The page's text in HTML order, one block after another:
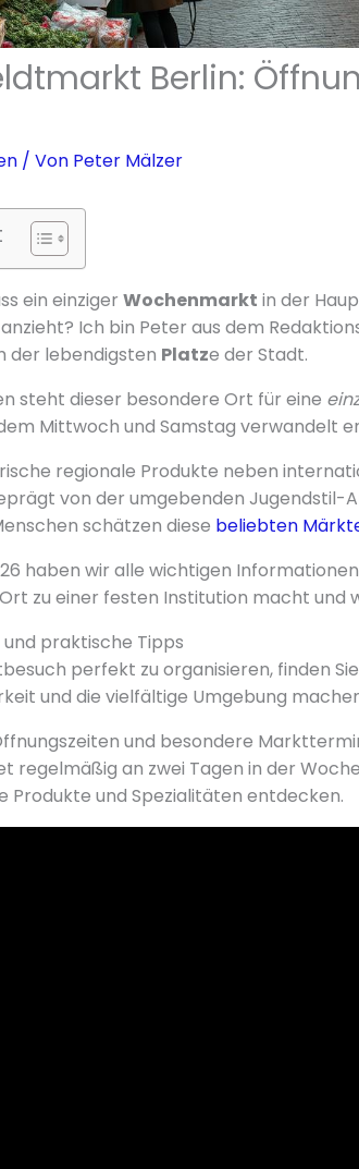
Berlin:
/ Von Peter Mälzer
ein einziger Wochenmarkt in der
Ich bin Peter aus dem
der lebendigsten Platze der Stadt.
steht dieser besondere Ort für eine
Mittwoch und Samstag verwandelt
regionale Produkte neben
von der umgebenden Jugendstil-
schätzen diese beliebten
haben wir alle wichtigen
Ort zu einer festen Institution macht und
praktische Tipps
perfekt zu organisieren, finden
und die vielfältige Umgebung
und besondere
regelmäßig an zwei Tagen in der
Produkte und Spezialitäten entdecken.